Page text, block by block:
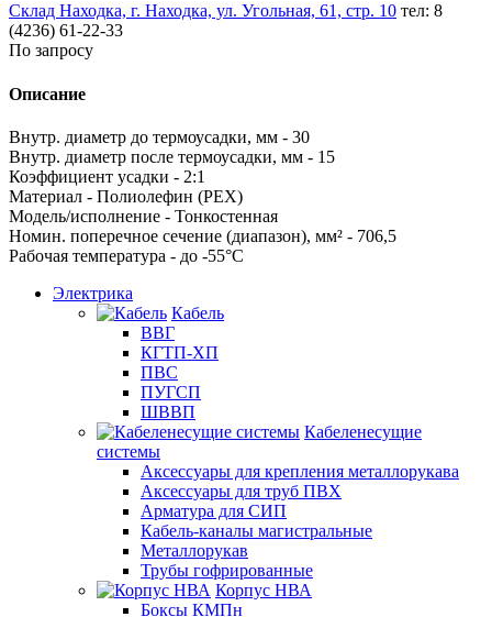
Склад Находка, г. Находка, ул. Угольная, 61, стр. 10 тел: 8
(4236) 61-22-33
По запросу
Описание
Внутр. диаметр до термоусадки, мм - 30
Внутр. диаметр после термоусадки, мм - 15
Коэффициент усадки - 2:1
Материал - Полиолефин (PEX)
Модель/исполнение - Тонкостенная
Номин. поперечное сечение (диапазон), мм² - 706,5
Рабочая температура - до -55°С
Электрика
Кабель
ВВГ
КГТП-ХП
ПВС
ПУГСП
ШВВП
Кабеленесущие
системы
Аксессуары для крепления металлорукава
Аксессуары для труб ПВХ
Арматура для СИП
Кабель-каналы магистральные
Металлорукав
Трубы гофрированные
Корпус НВА
Боксы КМПн